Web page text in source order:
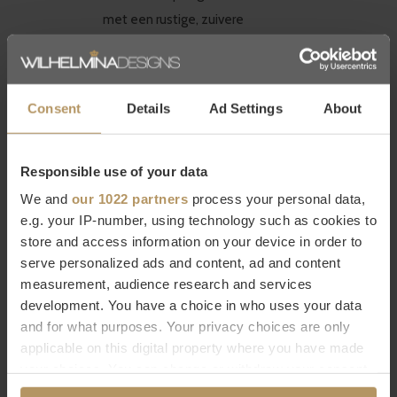
Consent Details Ad Settings About
Responsible use of your data
We and our 1022 partners process your personal data,
e.g. your IP-number, using technology such as cookies to
store and access information on your device in order to
serve personalized ads and content, ad and content
measurement, audience research and services
development. You have a choice in who uses your data
and for what purposes. Your privacy choices are only
applicable on this digital property where you have made
any time from the Cookie Declaration or by clicking on
met een rustige, zuivere
kalmeert. Hun functionaliteit
ingetogen vormen kunnen ze
ook dienen als sokkel voor een
plant of een decoratief object,
waardoor ze een verfijnde
verbinding vormen tussen
meubel, materiaal en groen. Zo
worden ze kleine, betekenisvolle
accenten die een buitenruimte
afronden en optillen, zonder